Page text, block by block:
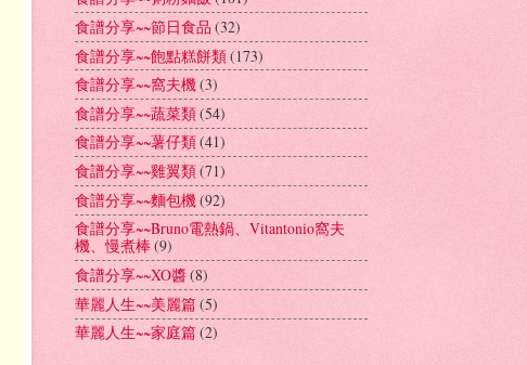
食譜分享~~節日食品 (32)
食譜分享~~飽點糕餅類(173)
食譜分享~~窩夫機(3)
食譜分享~~蔬菜類(54)
食譜分享~~薯仔類(41)
食譜分享~~雞翼類(71)
食譜分享~~麵包機(92)
食譜分享~~Bruno電熱鍋、Vitantonio窩夫
機、慢煮棒(9)
食譜分享~~XO醬(8)
華麗人生~~美麗篇(5)
華麗人生~~家庭篇(2)